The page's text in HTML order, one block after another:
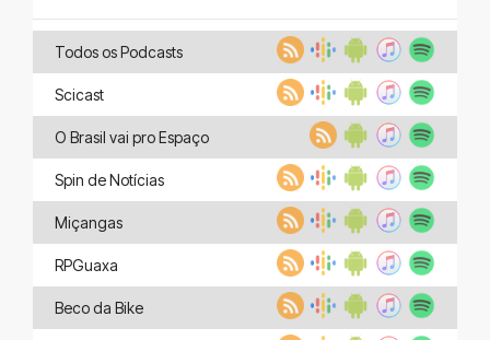
Todos os Podcasts
Scicast
O Brasil vai pro Espaço
Spin de Notícias
Miçangas
RPGuaxa
Beco da Bike